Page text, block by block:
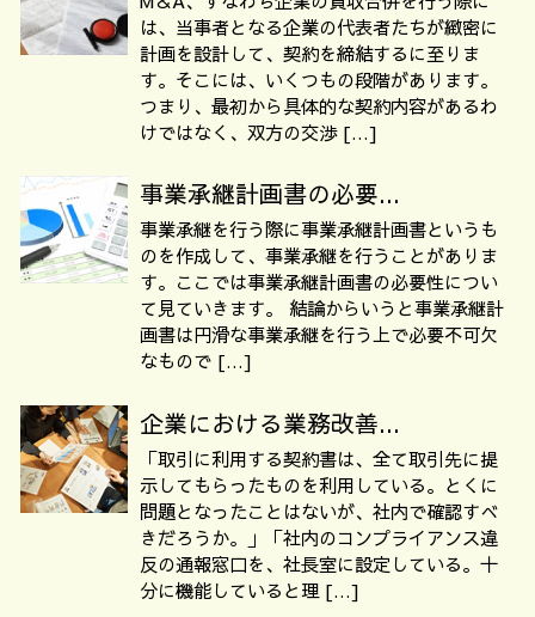
は、当事者となる企業の代表者たちが緻密に
計画を設計して、契約を締結するに至りま
す。そこには、いくつもの段階があります。
つまり、最初から具体的な契約内容があるわ
けではなく、双方の交渉 […]
事業承継計画書の必要...
事業承継を行う際に事業承継計画書というも
のを作成して、事業承継を行うことがありま
す。ここでは事業承継計画書の必要性につい
て見ていきます。 結論からいうと事業承継計
画書は円滑な事業承継を行う上で必要不可欠
なもので […]
企業における業務改善...
「取引に利用する契約書は、全て取引先に提
示してもらったものを利用している。とくに
問題となったことはないが、社内で確認すべ
きだろうか。」「社内のコンプライアンス違
反の通報窓口を、社長室に設定している。十
分に機能していると理 […]